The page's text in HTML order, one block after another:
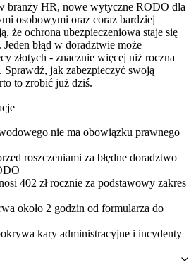
branży HR, nowe wytyczne RODO dla
osobowymi oraz coraz bardziej
że ochrona ubezpieczeniowa staje się
błąd w doradztwie może
złotych - znacznie więcej niż roczna
Sprawdź, jak zabezpieczyć swoją
to zrobić już dziś.
nie ma obowiązku prawnego
roszczeniami za błędne doradztwo
402 zł rocznie za podstawowy zakres
około 2 godzin od formularza do
kary administracyjne i incydenty